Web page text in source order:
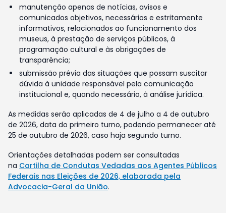
manutenção apenas de notícias, avisos e
comunicados objetivos, necessários e estritamente
informativos, relacionados ao funcionamento dos
museus, à prestação de serviços públicos, à
programação cultural e às obrigações de
transparência;
submissão prévia das situações que possam suscitar
dúvida à unidade responsável pela comunicação
institucional e, quando necessário, à análise jurídica.
As medidas serão aplicadas de 4 de julho a 4 de outubro
de 2026, data do primeiro turno, podendo permanecer até
25 de outubro de 2026, caso haja segundo turno.
Orientações detalhadas podem ser consultadas
na Cartilha de Condutas Vedadas aos Agentes Públicos
Federais nas Eleições de 2026, elaborada pela
Advocacia-Geral da União.